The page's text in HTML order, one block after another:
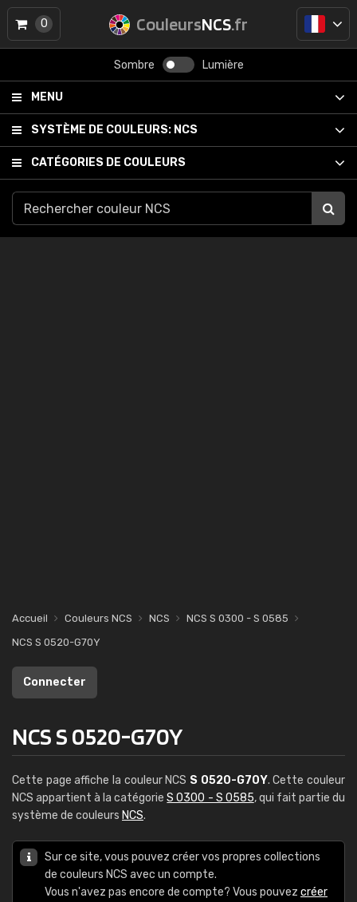
CouleursNCS.fr
Sombre Lumière
MENU
SYSTÈME DE COULEURS: NCS
CATÉGORIES DE COULEURS
0
Accueil Couleurs NCS NCS
NCS S 0300 - S 0585
NCS S 0520-G70Y
Connecter
NCS S 0520-G70Y
Cette page affiche la couleur NCS S 0520-G70Y. Cette couleur
NCS appartient à la catégorieS 0300 - S 0585, qui fait partie du
système de couleurs NCS.
Sur ce site, vous pouvez créer vos propres collections
de couleurs NCS avec un compte.
Vous n'avez pas encore de compte? Vous pouvez créer